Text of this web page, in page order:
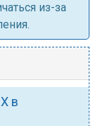
из-за
в